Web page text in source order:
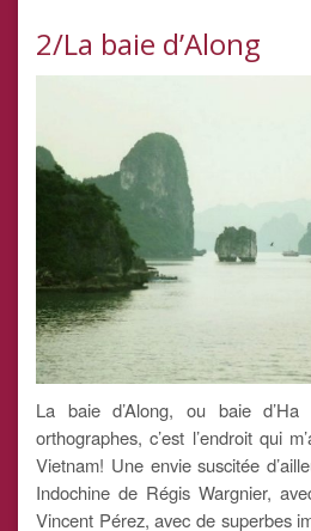
2/La baie d’Along
La baie d’Along, ou baie
orthographes, c’est l’endroit qui
Vietnam! Une envie suscitée
Indochine de Régis Wargnier,
Vincent Pérez, avec de superbes